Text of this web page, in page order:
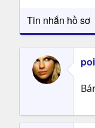
Tin nhắn hồ sơ